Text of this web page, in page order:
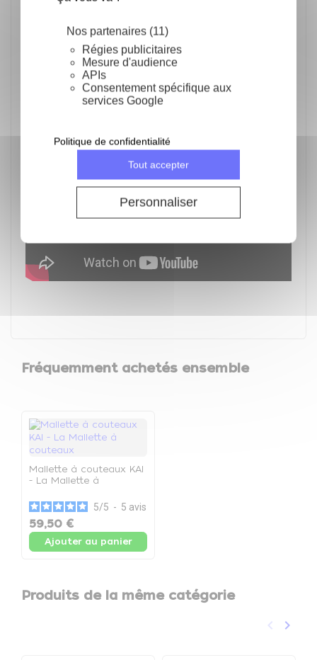
Nos partenaires (11)
Régies publicitaires
Mesure d'audience
APIs
Consentement spécifique aux
services Google
Tout accepter
Personnaliser
Politique de confidentialité
couteaux Kai à la main avec un liquide
vaisselle et de l’eau chaude. Rincez à
l’eau claire et essuyer avec un torchon.
Ne pas mettre les couteaux Kai au
lave-vaisselle.
Fréquemment achetés ensemble
Mallette à couteaux KAI
- La Mallette à
5/5 - 5 avis
59,50 €
Ajouter au panier
Produits de la même catégorie
Précédent
keyboard_arrow_left keyboard_arrow_right